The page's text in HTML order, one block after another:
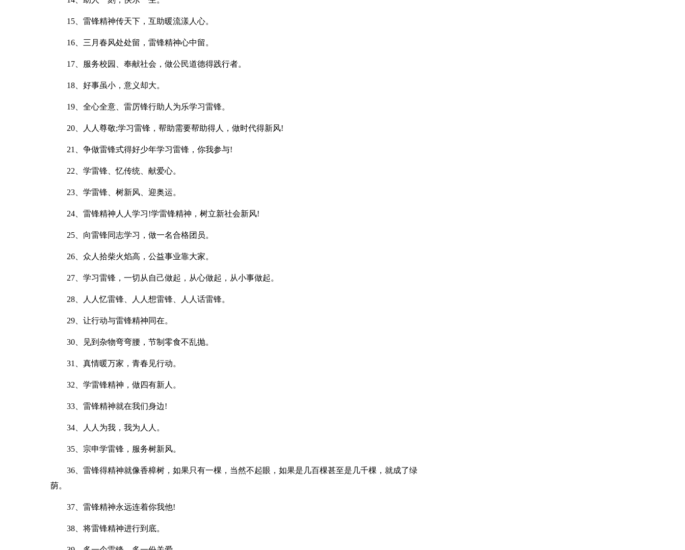
15、雷锋精神传天下，互助暖流漾人心。
16、三月春风处处留，雷锋精神心中留。
17、服务校园、奉献社会，做公民道德得践行者。
18、好事虽小，意义却大。
19、全心全意、雷厉锋行助人为乐学习雷锋。
20、人人尊敬;学习雷锋，帮助需要帮助得人，做时代得新风!
21、争做雷锋式得好少年学习雷锋，你我参与!
22、学雷锋、忆传统、献爱心。
23、学雷锋、树新风、迎奥运。
24、雷锋精神人人学习!学雷锋精神，树立新社会新风!
25、向雷锋同志学习，做一名合格团员。
26、众人拾柴火焰高，公益事业靠大家。
27、学习雷锋，一切从自己做起，从心做起，从小事做起。
28、人人忆雷锋、人人想雷锋、人人话雷锋。
29、让行动与雷锋精神同在。
30、见到杂物弯弯腰，节制零食不乱抛。
31、真情暖万家，青春见行动。
32、学雷锋精神，做四有新人。
33、雷锋精神就在我们身边!
34、人人为我，我为人人。
35、宗申学雷锋，服务树新风。
36、雷锋得精神就像香樟树，如果只有一棵，当然不起眼，如果是几百棵甚至是几千棵，就成了绿
荫。
37、雷锋精神永远连着你我他!
38、将雷锋精神进行到底。